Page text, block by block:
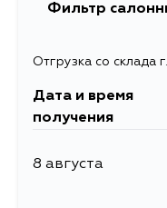
Фильтр
Отгрузка со склада
Дата и время
получения
8 августа